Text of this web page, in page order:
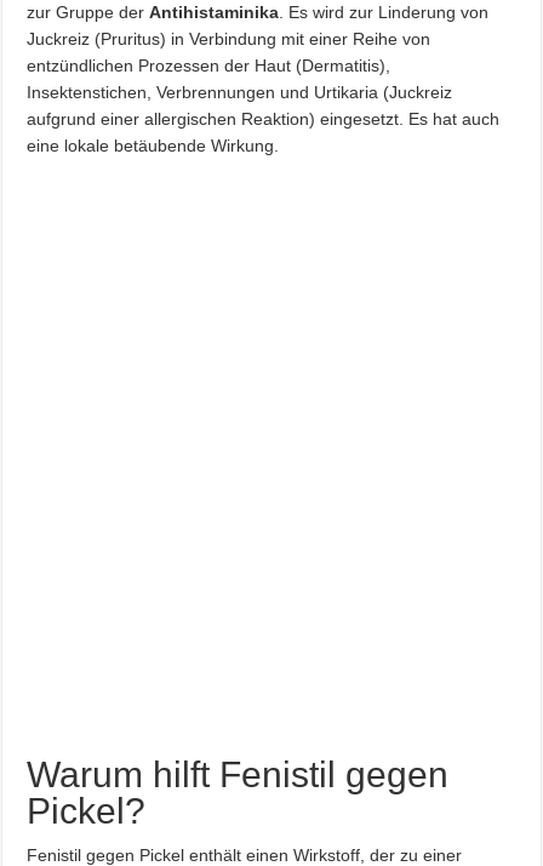
zur Gruppe derAntihistaminika . Es wird zur Linderung von
Juckreiz (Pruritus) in Verbindung mit einer Reihe von
entzündlichen Prozessen der Haut (Dermatitis),
Insektenstichen, Verbrennungen und Urtikaria (Juckreiz
aufgrund einer allergischen Reaktion) eingesetzt. Es hat auch
eine lokale betäubende Wirkung.
Warum hilft Fenistil gegen
Pickel?
Fenistil gegen Pickel enthält einen Wirkstoff, der zu einer